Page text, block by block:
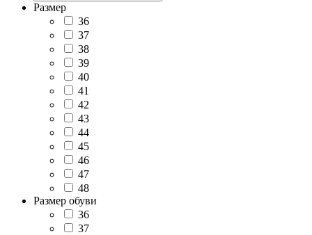
Размер
36
37
38
39
40
41
42
43
44
45
46
47
48
Размер обуви
36
37